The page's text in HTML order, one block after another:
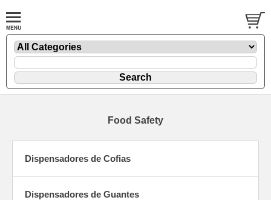
Food Safety
Dispensadores de Cofias
Dispensadores de Guantes